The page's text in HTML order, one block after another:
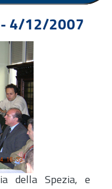
- 4/12/2007
della Spezia, e